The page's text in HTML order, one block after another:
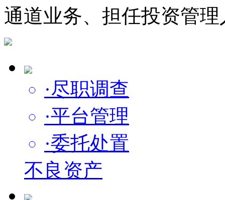
通道业务、担任投资管理
·尽职调查
·平台管理
·委托处置
不良资产